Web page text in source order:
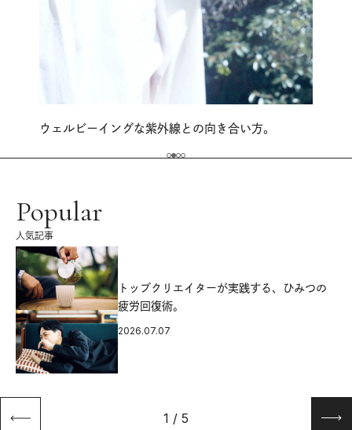
ウェルビーイングな紫外線との向き合い方。
Popular
人気記事
トップクリエイターが実践する、ひみつの
疲労回復術。
2026.07.07
1 / 5